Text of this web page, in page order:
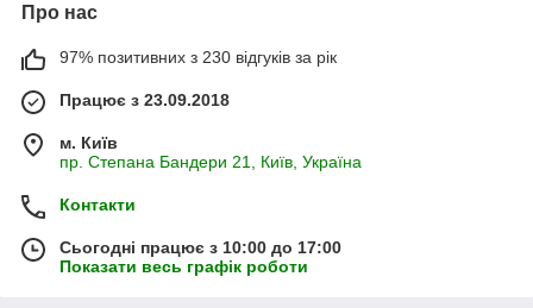
Про нас
97% позитивних з 230 відгуків за рік
Працює з 23.09.2018
м. Київ
пр. Степана Бандери 21, Київ, Україна
Контакти
Сьогодні працює з 10:00 до 17:00
Показати весь графік роботи